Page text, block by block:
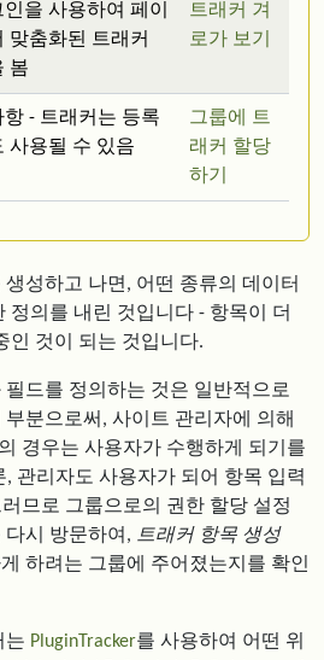
을 사용하여 페이
맞춤화된 트래커
봄
트래커 겨
로가 보기
항 - 트래커는 등록
사용될 수 있음
그룹에 트
래커 할당
하기
성하고 나면, 어떤 종류의 데이터
정의를 내린 것입니다 - 항목이 더
인 것이 되는 것입니다.
드를 정의하는 것은 일반적으로
분으로써, 사이트 관리자에 의해
경우는 사용자가 수행하게 되기를
관리자도 사용자가 되어 항목 입력
므로 그룹으로의 권한 할당 설정
시 방문하여, 트래커 항목 생성
하려는 그룹에 주어졌는지를 확인
는 PluginTracker를 사용하여 어떤 위